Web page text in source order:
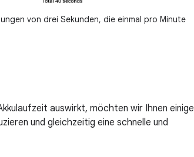
von drei Sekunden, die einmal pro Minute
auswirkt, möchten wir Ihnen einige
und gleichzeitig eine schnelle und